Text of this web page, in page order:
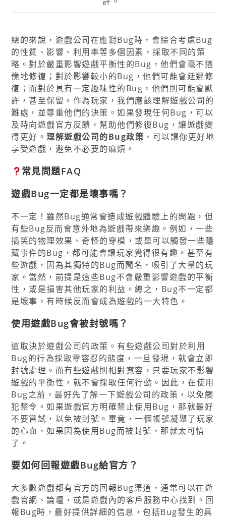
總的來說，遊戲公司在應對Bug時，會綜合考慮Bug
的性質、影響、利用率等多個因素，採取不同的策
略。對於嚴重影響遊戲平衡性的Bug，他們會毫不猶
豫地修復；對於影響較小的Bug，他們可能會延遲修
復；而對於具有一定趣味性的Bug，他們則可能會默
許，甚至保留。作為玩家，我們應該理解遊戲公司的
難處，並尊重他們的決策。如果發現任何Bug，可以
及時向遊戲官方反饋，幫助他們修復Bug，讓遊戲變
得更好。理解遊戲公司的Bug政策 ，可以讓你更好地
享受遊戲，避免不必要的麻煩。
常見問題FAQ
遊戲Bug一定都是壞事嗎？
不一定！雖然Bug通常會造成遊戲體驗上的問題，但
有些Bug反而會意外地為遊戲帶來樂趣。例如，一些
搞笑的物理效果、奇怪的穿模，或是可以觸發一些隱
藏事件的Bug，都可能會讓玩家覺得很有趣。甚至有
些遊戲，因為其獨特的Bug而聞名，吸引了大量的玩
家。當然，前提是這些Bug不會嚴重影響遊戲的平衡
性，或是損害其他玩家的利益。總之，Bug不一定都
是壞事，有時候反而會成為遊戲的一大特色。
使用遊戲Bug會被封號嗎？
這取決於遊戲公司的政策。有些遊戲公司對於利用
Bug的行為採取零容忍的態度，一旦發現，就會立即
封號處理。而有些遊戲則相對寬容，只要玩家不影響
遊戲的平衡性，就不會採取任何行動。因此，在使用
Bug之前，最好先了解一下遊戲公司的政策，以免觸
犯禁令。如果遊戲官方明確禁止使用Bug，那就最好
不要嘗試，以免被封號。畢竟，一個帳號凝聚了玩家
的心血，如果因為使用Bug而被封號，那就太可惜
了。
要如何回報遊戲Bug給官方？
大多數遊戲都有官方的回報Bug渠道，通常可以在遊
戲官網、論壇，或是遊戲內的客戶服務中心找到。回
報Bug時，最好提供詳細的信息，包括Bug發生的具